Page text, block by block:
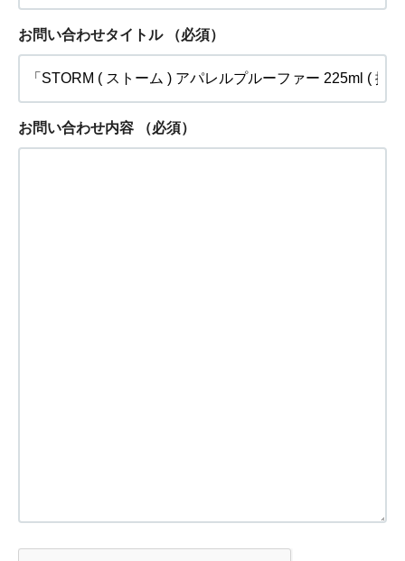
お問い合わせタイトル （必須）
お問い合わせ内容 （必須）